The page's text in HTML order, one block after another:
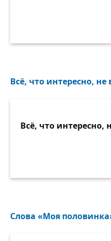
Всё, что интересно,
Всё, что интересно,
Слова «Моя